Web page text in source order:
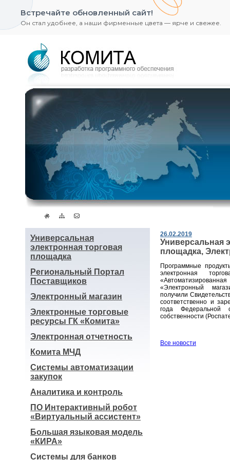
Встречайте обновленный сайт!
Он стал удобнее, а наши фирменные цвета — ярче и свежее.
Универсальная
электронная торговая
площадка
Региональный Портал
Поставщиков
Электронный магазин
Электронные торговые
ресурсы ГК «Комита»
Электронная отчетность
Комита МЧД
Системы автоматизации
закупок
Аналитика и контроль
ПО Интерактивный робот
«Виртуальный ассистент»
Большая языковая модель
«КИРА»
Системы для банков
26.02.2019
Универсальная
площадка,
Программные
электронная
«Электронный
получили
соответственно и
года Федеральной
собственности
Все новости